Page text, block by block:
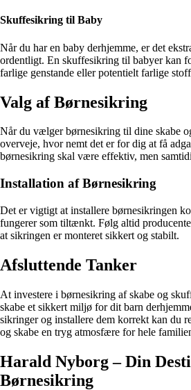
Skuffesikring til Baby
Når du har en baby derhjemme, er det
ordentligt. En skuffesikring til babyer kan
farlige genstande eller potentielt farlige
Valg af Børnesikring
Når du vælger børnesikring til dine skabe
overveje, hvor nemt det er for dig at få
børnesikring skal være effektiv, men
Installation af Børnesikring
Det er vigtigt at installere børnesikringen
fungerer som tiltænkt. Følg altid
at sikringen er monteret sikkert og stabilt.
Afsluttende Tanker
At investere i børnesikring af skabe og
skabe et sikkert miljø for dit barn
sikringer og installere dem korrekt kan du
og skabe en tryg atmosfære for hele
Harald Nyborg – Din
Børnesikring